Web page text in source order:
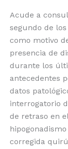
Acude a
segundo de
como motivo
presencia de
durante los
antecedentes
datos
interrogatorio
de retraso en
corregida